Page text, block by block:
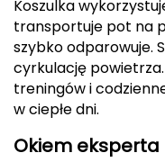
DUNLOP
Darn Tough
Deuter
Dolomite
Koszulka
transportuje pot na
szybko odparowuje.
cyrkulację powietrza.
treningów i
w ciepłe dni.
Okiem eksperta